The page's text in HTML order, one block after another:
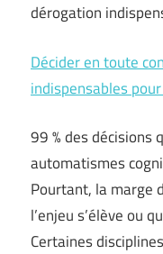
dérogation
Décider en toute
indispensables
99 % des décisions
automatismes
Pourtant, la marge
l’enjeu s’élève ou
Certaines